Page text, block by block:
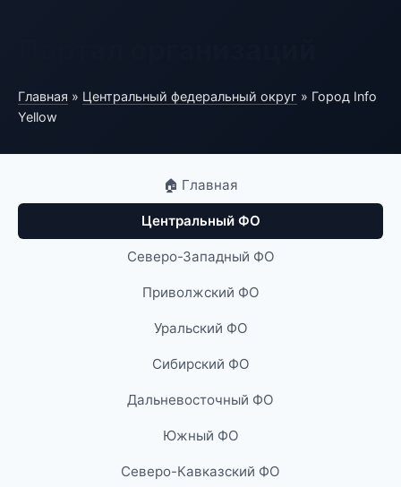
Главная » Центральный федеральный округ » Город Info
Yellow
🏠 Главная
Центральный ФО
Северо-Западный ФО
Приволжский ФО
Уральский ФО
Сибирский ФО
Дальневосточный ФО
Южный ФО
Северо-Кавказский ФО